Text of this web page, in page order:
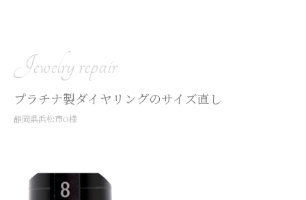
Jewelry repair
プラチナ製ダイヤリングのサイズ直し
静岡県浜松市O様